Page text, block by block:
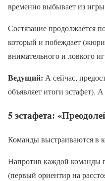
временно выбывает из
Состязание продолжается
который и побеждает
внимательного и ловкого
Ведущий: А сейчас,
объявляет итоги эстафет).
5 эстафета:
Команды выстраиваются в
Напротив каждой команды
(первый ориентир на